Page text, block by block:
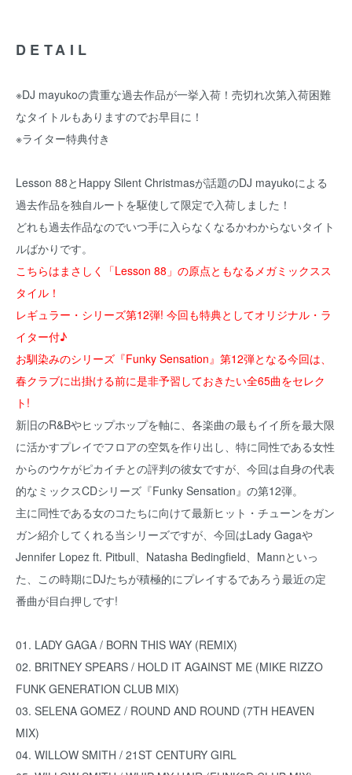
DETAIL
※DJ mayukoの貴重な過去作品が一挙入荷！売切れ次第入荷困難
なタイトルもありますのでお早目に！
※ライター特典付き
Lesson 88とHappy Silent Christmasが話題のDJ mayukoによる
過去作品を独自ルートを駆使して限定で入荷しました！
どれも過去作品なのでいつ手に入らなくなるかわからないタイト
ルばかりです。
こちらはまさしく「Lesson 88」の原点ともなるメガミックスス
タイル！
レギュラー・シリーズ第12弾! 今回も特典としてオリジナル・ラ
イター付♪
お馴染みのシリーズ『Funky Sensation』第12弾となる今回は、
春クラブに出掛ける前に是非予習しておきたい全65曲をセレク
ト!
新旧のR&Bやヒップホップを軸に、各楽曲の最もイイ所を最大限
に活かすプレイでフロアの空気を作り出し、特に同性である女性
からのウケがピカイチとの評判の彼女ですが、今回は自身の代表
的なミックスCDシリーズ『Funky Sensation』の第12弾。
主に同性である女のコたちに向けて最新ヒット・チューンをガン
ガン紹介してくれる当シリーズですが、今回はLady Gagaや
Jennifer Lopez ft. Pitbull、Natasha Bedingfield、Mannといっ
た、この時期にDJたちが積極的にプレイするであろう最近の定
番曲が目白押しです!
01. LADY GAGA / BORN THIS WAY (REMIX)
02. BRITNEY SPEARS / HOLD IT AGAINST ME (MIKE RIZZO
FUNK GENERATION CLUB MIX)
03. SELENA GOMEZ / ROUND AND ROUND (7TH HEAVEN
MIX)
04. WILLOW SMITH / 21ST CENTURY GIRL